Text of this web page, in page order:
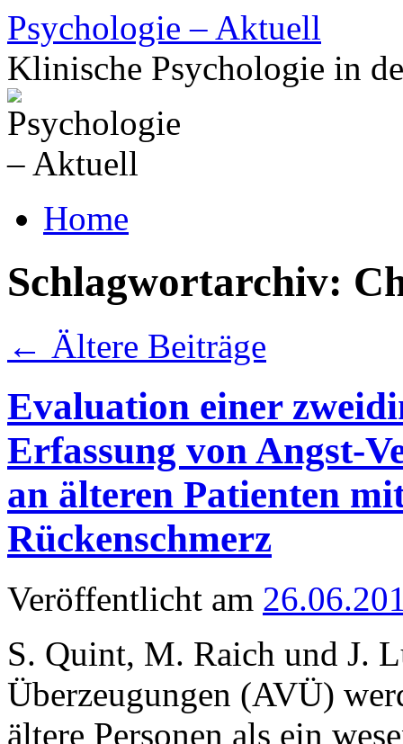
Zum
Inhalt
springen
Psychologie – Aktuell
Klinische Psychologie in
Home
Schlagwortarchiv:
← Ältere Beiträge
Evaluation einer
Erfassung von Angst-
an älteren Patienten
Rückenschmerz
Veröffentlicht am
S. Quint, M. Raich und J.
Überzeugungen (AVÜ)
ältere Personen als ein